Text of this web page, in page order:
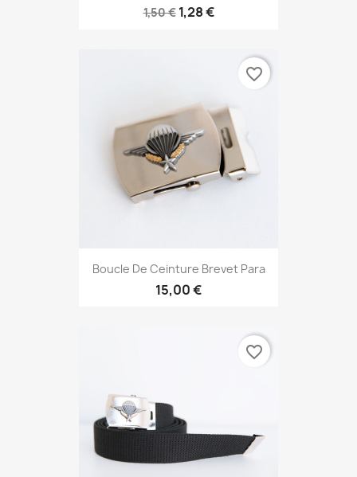
1,50 € 1,28 €
Boucle De Ceinture Brevet Para
15,00 €
favorite_border
favorite_border